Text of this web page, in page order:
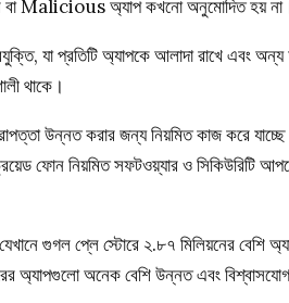
বা Malicious অ্যাপ কখনো অনুমোদিত হয়
প্রতিটি অ্যাপকে আলাদা রাখে এবং অন্য
থাকে।
উন্নত করার জন্য নিয়মিত কাজ করে
ফোন নিয়মিত সফটওয়্যার ও সিকিউরিটি
গুগল প্লে স্টোরে ২.৮৭ মিলিয়নের বেশি
অ্যাপগুলো অনেক বেশি উন্নত এবং